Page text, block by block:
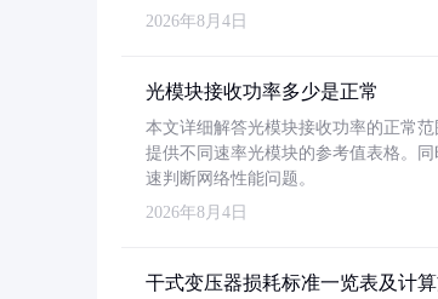
2026年8月4日
光模块接收功率多少是正常
本文详细解答光模块接收功率的正常
提供不同速率光模块的参考值表格。
速判断网络性能问题。
2026年8月4日
干式变压器损耗标准一览表及计